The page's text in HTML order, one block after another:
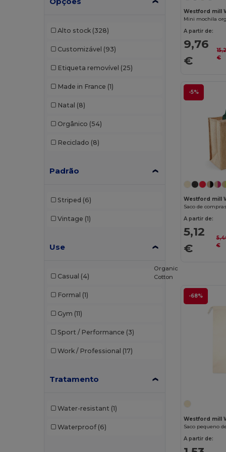
Alto stock (328)
Customizável (93)
Etiqueta removível (25)
Made in France (1)
Natal (8)
Orgânico (54)
Reciclado (8)
Padrão
Striped (6)
Vintage (1)
Use
Casual (4)
Formal (1)
Gym (11)
Sport / Performance (3)
Work / Professional (17)
Tratamento
Water-resistant (1)
Waterproof (6)
Westford mill
Mini mochila
A partir de:
9,76
€
€
-5%
Westford mill
Saco de
A partir de:
5,12
€
€
-68%
Organic
Cotton
Westford mill
Saco pequeno
A partir de: